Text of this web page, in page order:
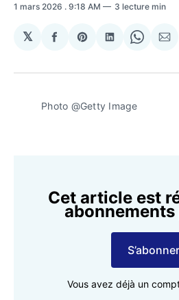
1 mars 2026 . 9:18 AM 3 lecture min
𝕏
Partager
Facebook
Share
Pinterest
Partager
LinkedIn
Share
Photo @Getty Image
Cet article est
S’abonner
Vous avez déjà un